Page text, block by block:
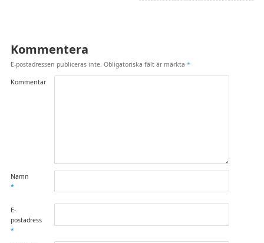
Kommentera
E-postadressen publiceras inte. Obligatoriska fält är märkta *
Kommentar
Namn
*
E-
postadress
*